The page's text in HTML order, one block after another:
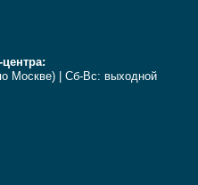
Москве) | Сб-Вс: выходной